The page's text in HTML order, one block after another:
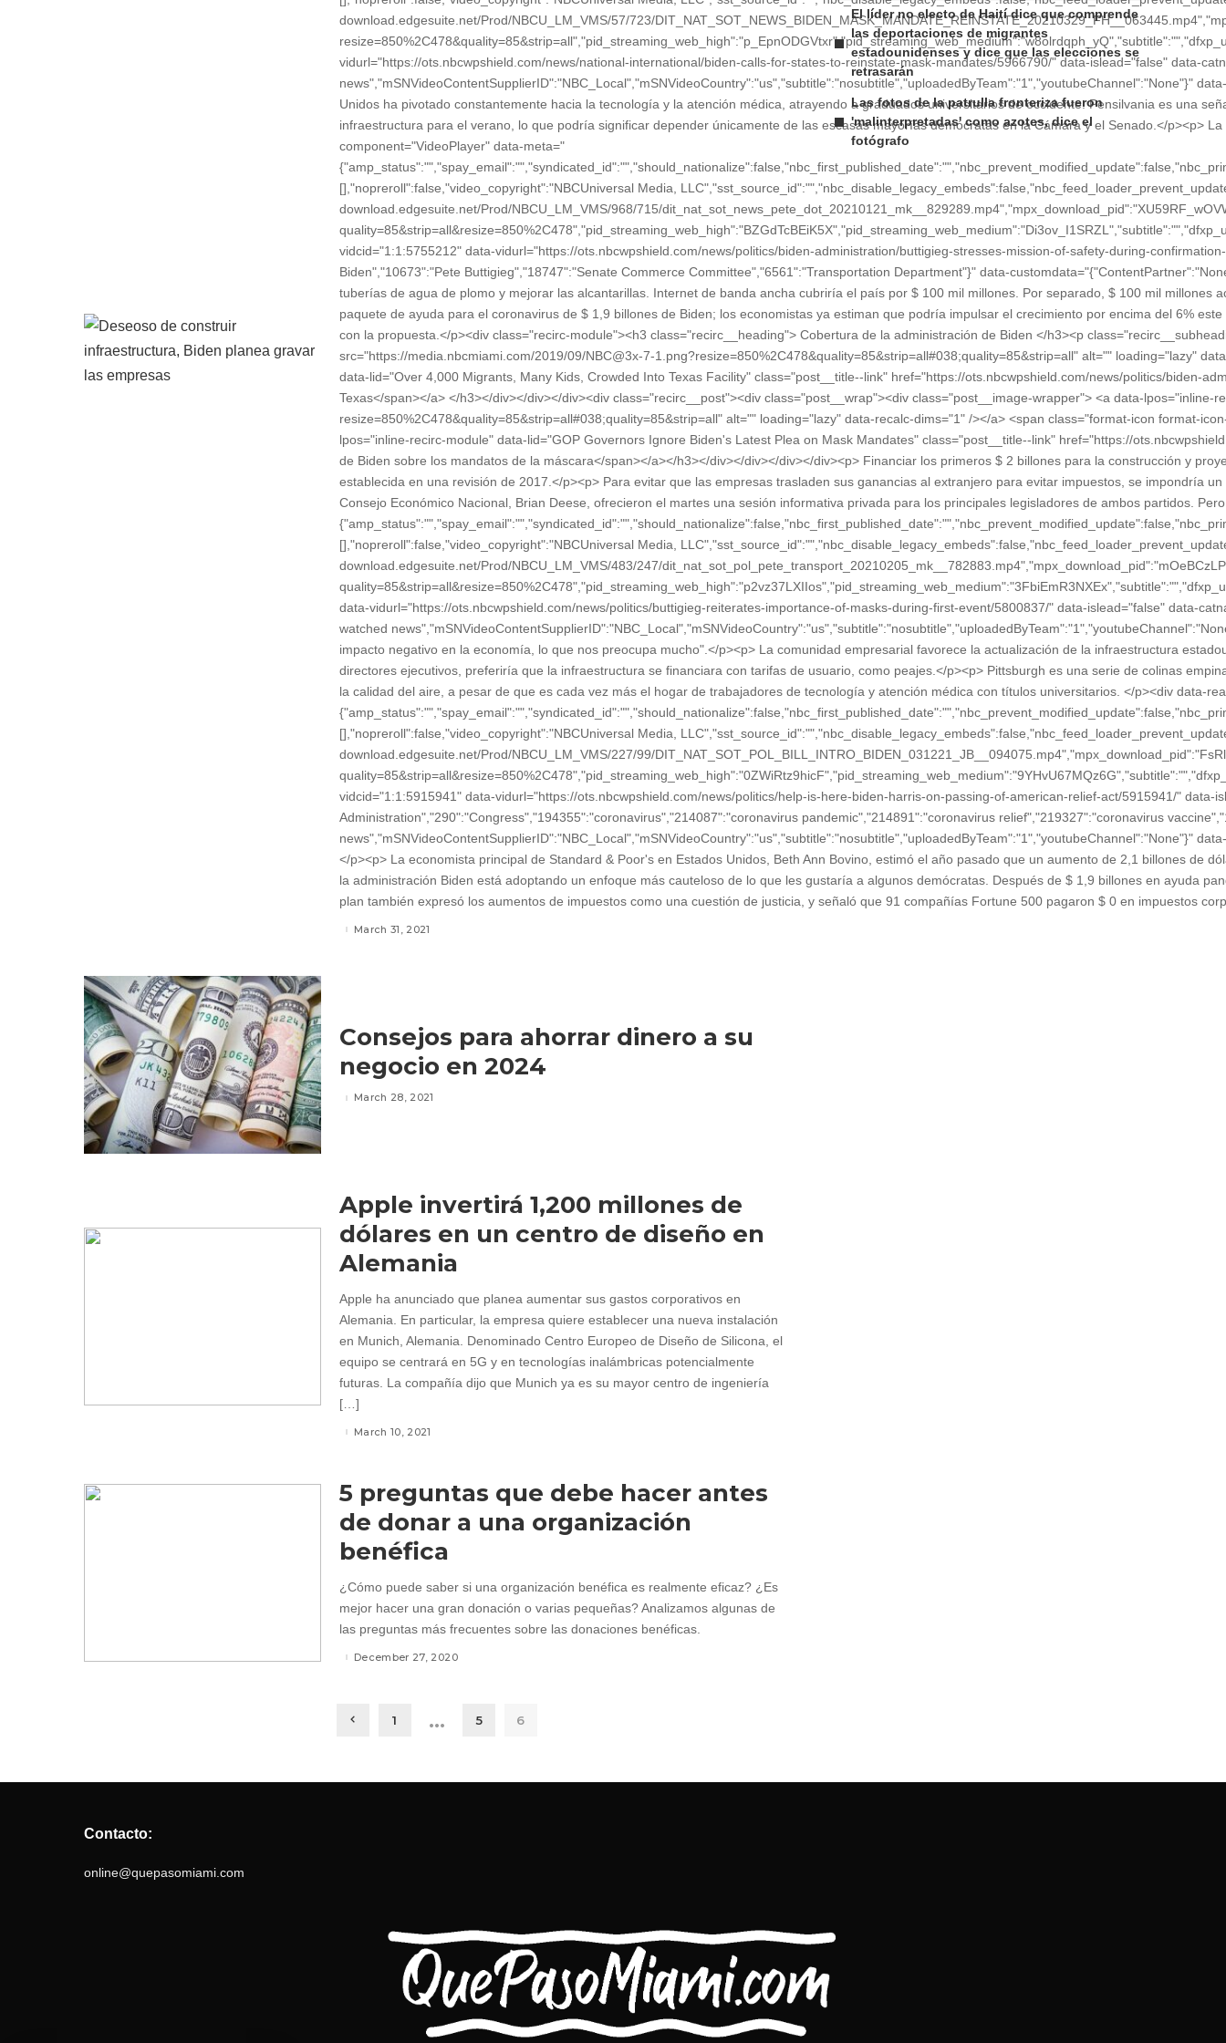
March 31, 2021
Consejos para ahorrar dinero a su
negocio en 2024
March 28, 2021
Apple invertirá 1,200 millones de
dólares en un centro de diseño en
Alemania
Apple ha anunciado que planea aumentar sus gastos corporativos en
Alemania. En particular, la empresa quiere establecer una nueva instalación
en Munich, Alemania. Denominado Centro Europeo de Diseño de Silicona, el
equipo se centrará en 5G y en tecnologías inalámbricas potencialmente
futuras. La compañía dijo que Munich ya es su mayor centro de ingeniería
[…]
March 10, 2021
5 preguntas que debe hacer antes
de donar a una organización
benéfica
¿Cómo puede saber si una organización benéfica es realmente eficaz? ¿Es
mejor hacer una gran donación o varias pequeñas? Analizamos algunas de
las preguntas más frecuentes sobre las donaciones benéficas.
December 27, 2020
1 … 5 6
El líder no electo de Haití dice que comprende
las deportaciones de migrantes
estadounidenses y dice que las elecciones se
retrasarán
Las fotos de la patrulla fronteriza fueron
'malinterpretadas' como azotes, dice el
fotógrafo
Contacto:
online@quepasomiami.com